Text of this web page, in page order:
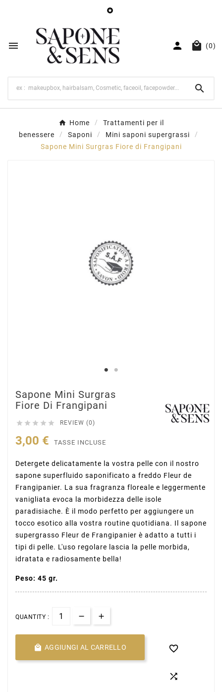

   (0)

Home
Trattamenti per il
benessere
Saponi
Mini saponi supergrassi
Sapone Mini Surgras Fiore di Frangipani
Sapone Mini Surgras
Fiore Di Frangipani
     REVIEW (0)
3,00 € TASSE INCLUSE
Detergete delicatamente la vostra pelle con il nostro
sapone superfluido saponificato a freddo Fleur de
Frangipanier. La sua fragranza floreale e leggermente
vanigliata evoca la morbidezza delle isole
paradisiache. È il modo perfetto per aggiungere un
tocco esotico alla vostra routine quotidiana. Il sapone
supergrasso Fleur de Frangipanier è adatto a tutti i
tipi di pelle. L'uso regolare lascia la pelle morbida,
idratata e radiosamente bella!
Peso: 45 gr.
QUANTITY :
 AGGIUNGI AL CARRELLO 
